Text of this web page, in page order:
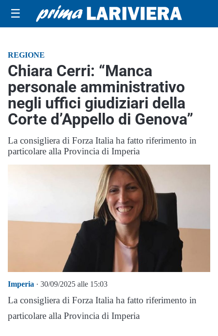
☰
REGIONE
Chiara Cerri: “Manca
personale amministrativo
negli uffici giudiziari della
Corte d’Appello di Genova”
La consigliera di Forza Italia ha fatto riferimento in
particolare alla Provincia di Imperia
Imperia · 30/09/2025 alle 15:03
La consigliera di Forza Italia ha fatto riferimento in
particolare alla Provincia di Imperia